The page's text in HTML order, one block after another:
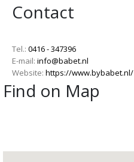
Contact
Tel.: 0416 - 347396
E-mail: info@babet.nl
Website: https://www.bybabet.nl/
Find on Map